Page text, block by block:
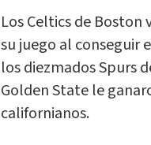
Los Celtics de
su juego al conseguir
los diezmados Spurs
Golden State le
californianos.